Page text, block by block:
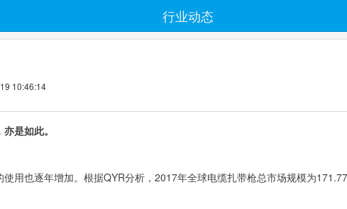
行业动态
10:46:14
是如此。
用也逐年增加。根据QYR分析，2017年全球电缆扎带枪总市场规模为